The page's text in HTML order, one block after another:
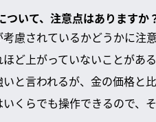
いて、注意点はありますか
慮されているかどうかに注
ど上がっていないことがある
と言われるが、金の価格と
くらでも操作できるので、